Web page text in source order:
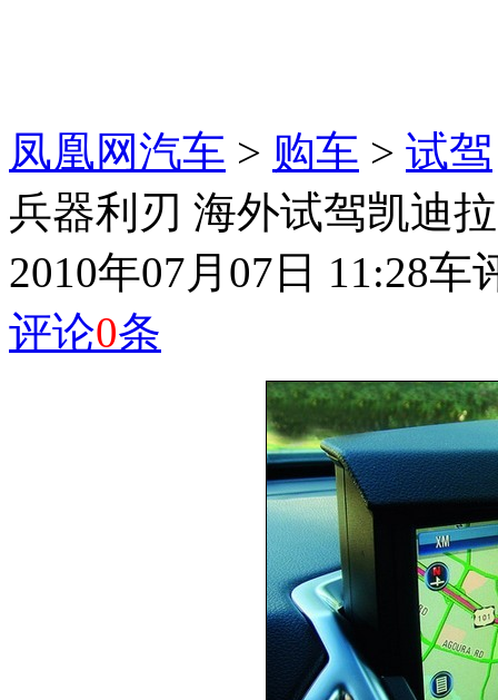
凤凰网汽车 > 购车 > 试驾
兵器利刃 海外试驾凯迪
2010年07月07日 11:28车
评论0条